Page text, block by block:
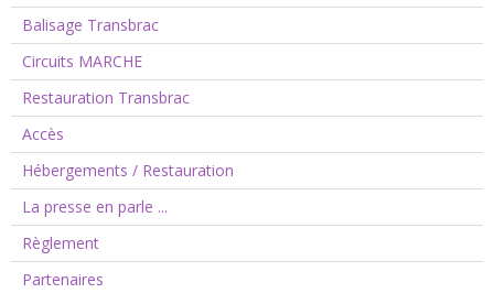
Balisage Transbrac
Circuits MARCHE
Restauration Transbrac
Accès
Hébergements / Restauration
La presse en parle ...
Règlement
Partenaires